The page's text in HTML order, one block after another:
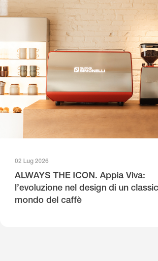
02 Lug 2026
ALWAYS THE ICON. Appia Viva:
l’evoluzione nel design di un
mondo del caffè